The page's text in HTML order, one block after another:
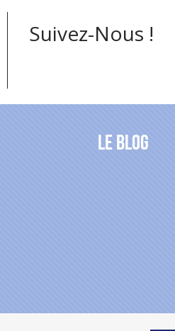
Suivez-Nous !
Le blog